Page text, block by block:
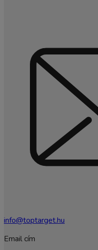
info@toptarget.hu
Email cím